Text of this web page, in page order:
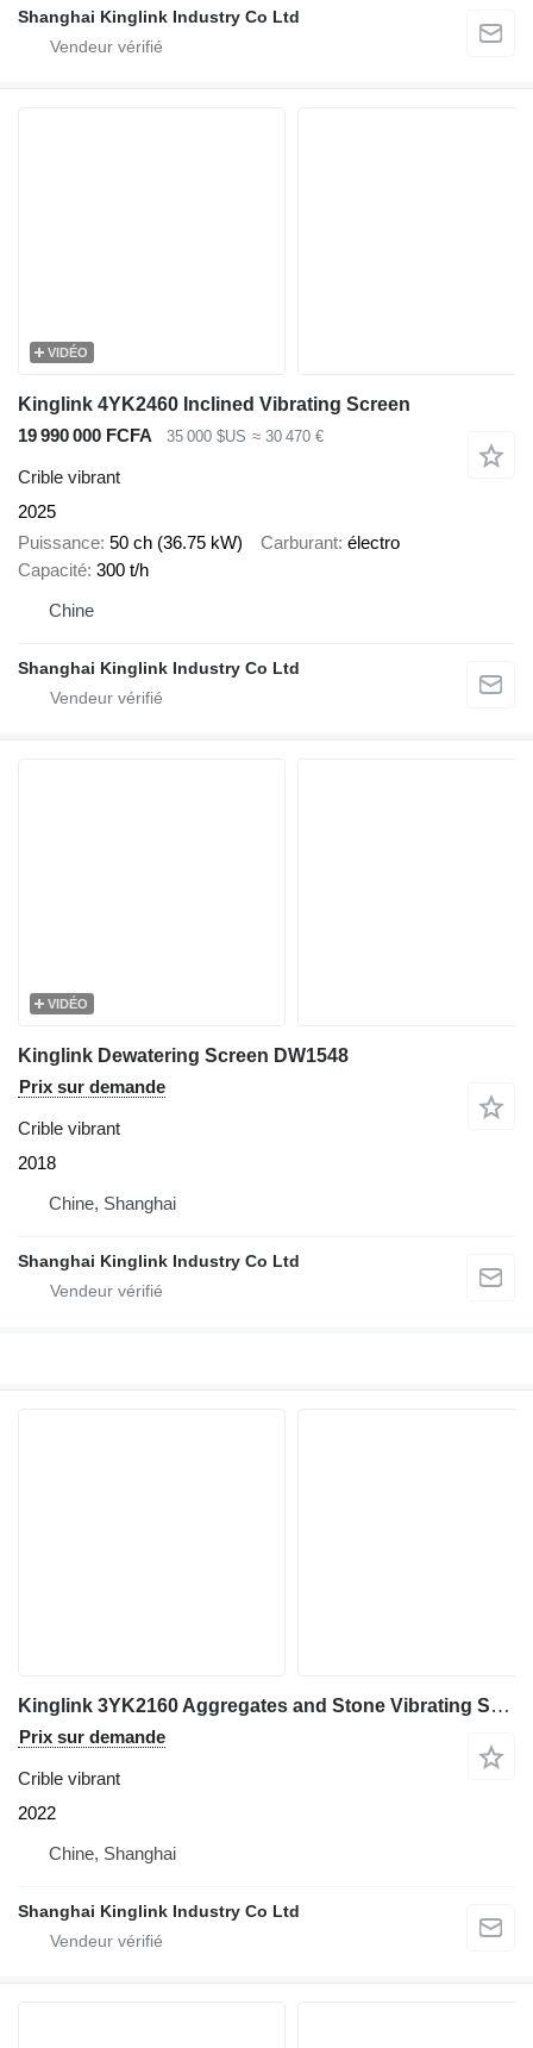
Shanghai Kinglink Industry Co Ltd
VIDÉO
Kinglink 4YK2460 Inclined Vibrating Screen
19 990 000 FCFA
35 000 $US ≈ 30 470 €
Crible vibrant
2025
Puissance 50 ch (36.75 kW) Carburant électro
Capacité 300 t/h
Chine
Shanghai Kinglink Industry Co Ltd
VIDÉO
Kinglink Dewatering Screen DW1548
Prix sur demande
Crible vibrant
2018
Chine, Shanghai
Shanghai Kinglink Industry Co Ltd
Kinglink 3YK2160 Aggregates and Stone Vibrating Screen | 300TPH
Prix sur demande
Crible vibrant
2022
Chine, Shanghai
Shanghai Kinglink Industry Co Ltd